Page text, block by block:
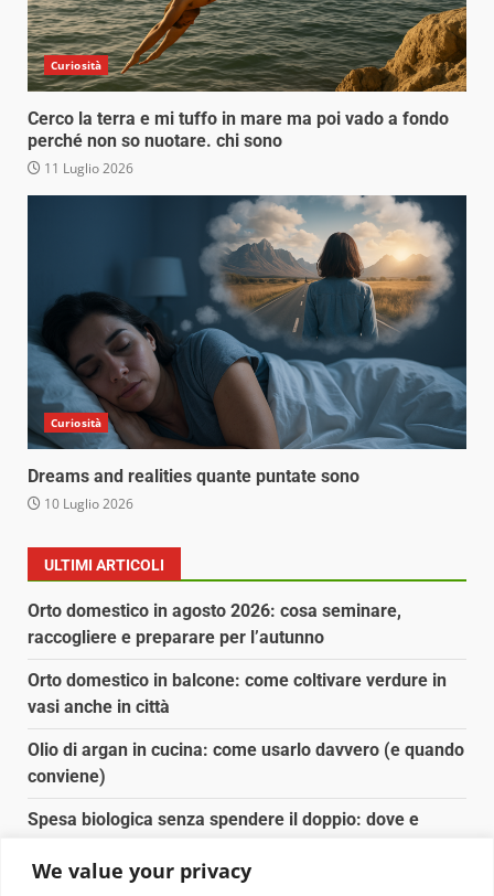
We value your privacy
Curiosità
Cerco la terra e mi tuffo in mare ma poi vado a fondo
perché non so nuotare. chi sono
11 Luglio 2026
Curiosità
Dreams and realities quante puntate sono
10 Luglio 2026
ULTIMI ARTICOLI
Orto domestico in agosto 2026: cosa seminare,
raccogliere e preparare per l’autunno
Orto domestico in balcone: come coltivare verdure in
vasi anche in città
Olio di argan in cucina: come usarlo davvero (e quando
conviene)
Spesa biologica senza spendere il doppio: dove e
Spesa biologica senza spendere il doppio: strategie